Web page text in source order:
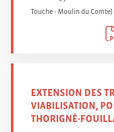
Touche - Moulin du Comte)
EXTENSION DES
VIABILISATION,
THORIGNÉ-